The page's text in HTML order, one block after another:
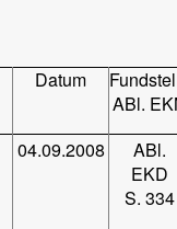
Datum
ABl.
04.09.2008
ABl.
EKD
S. 334